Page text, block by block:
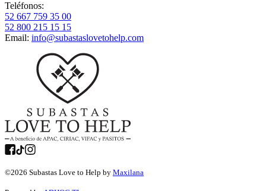
Teléfonos:
52 667 759 35 00
52 800 215 15 15
Email: info@subastaslovetohelp.com
©2026 Subastas Love to Help by Maxilana